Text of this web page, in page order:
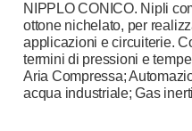
NIPPLO CONICO. Nipli
ottone nichelato, per
applicazioni e circuiterie.
termini di pressioni e
Aria Compressa;
acqua industriale; Gas